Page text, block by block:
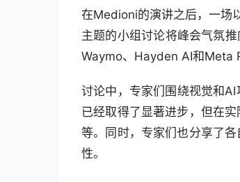
在Medioni的演讲之后，一场
主题的小组讨论将峰会气氛
Waymo、Hayden AI和Meta
讨论中，专家们围绕视觉和
已经取得了显著进步，但在
等。同时，专家们也分享了
性。